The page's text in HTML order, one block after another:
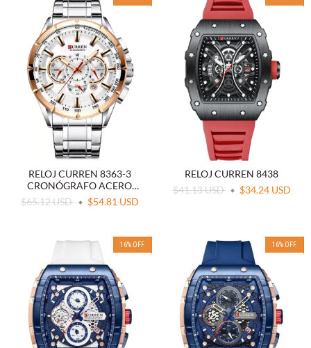
RELOJ CURREN 8363-3
CRONÓGRAFO ACERO
BLANCO
$65.12 USD $54.81 USD
RELOJ CURREN 8438
$41.13 USD
$34.24 USD
16% OFF 16% OFF